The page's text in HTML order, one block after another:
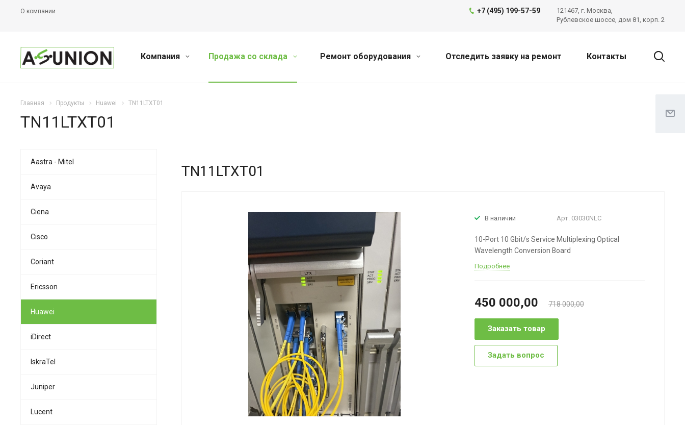
О компании
121467, г. Москва,
Рублевское шоссе, дом 81, корп. 2
+7 (495) 199-57-59
Компания Продажа со склада Ремонт оборудования Отследить заявку на ремонт Контакты
Главная Продукты Huawei TN11LTXT01
TN11LTXT01
TN11LTXT01
В наличии Арт. 03030NLC
10-Port 10 Gbit/s Service Multiplexing Optical
Wavelength Conversion Board
Подробнее
450 000,00 718 000,00
Заказать товар
Задать вопрос
Aastra - Mitel
Avaya
Ciena
Cisco
Coriant
Ericsson
Huawei
iDirect
IskraTel
Juniper
Lucent